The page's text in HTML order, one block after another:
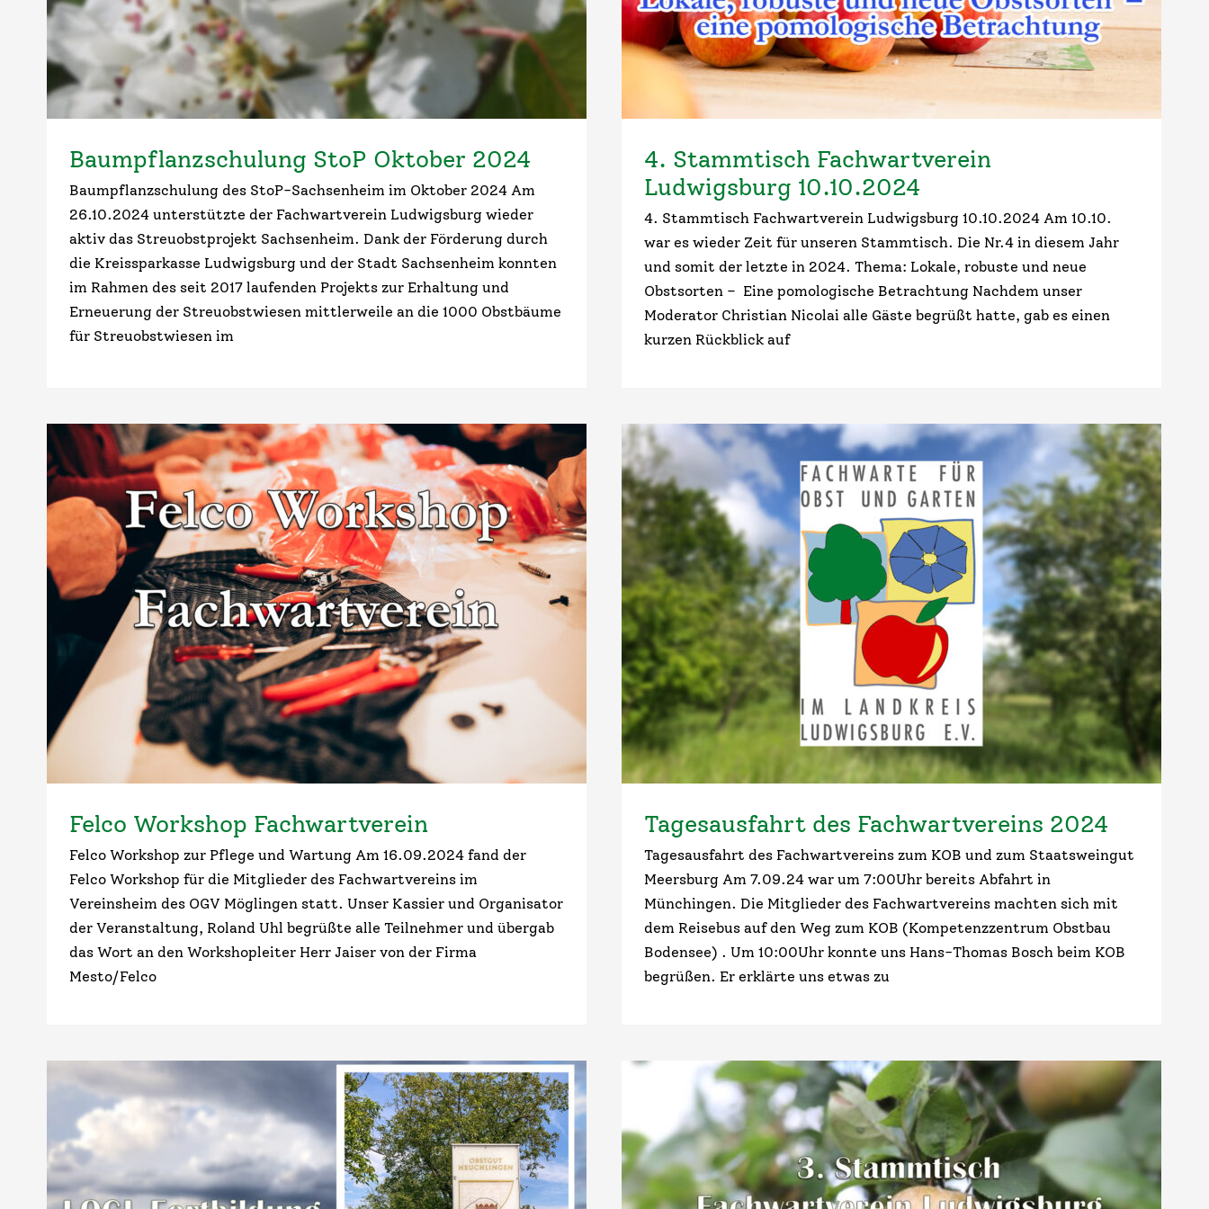
Baumpflanzschulung StoP Oktober 2024
Baumpflanzschulung des StoP-Sachsenheim im Oktober 2024 Am
26.10.2024 unterstützte der Fachwartverein Ludwigsburg wieder
aktiv das Streuobstprojekt Sachsenheim. Dank der Förderung durch
die Kreissparkasse Ludwigsburg und der Stadt Sachsenheim konnten
im Rahmen des seit 2017 laufenden Projekts zur Erhaltung und
Erneuerung der Streuobstwiesen mittlerweile an die 1000 Obstbäume
für Streuobstwiesen im
4. Stammtisch Fachwartverein
Ludwigsburg 10.10.2024
4. Stammtisch Fachwartverein Ludwigsburg 10.10.2024 Am 10.10.
war es wieder Zeit für unseren Stammtisch. Die Nr.4 in diesem Jahr
und somit der letzte in 2024. Thema: Lokale, robuste und neue
Obstsorten – Eine pomologische Betrachtung Nachdem unser
Moderator Christian Nicolai alle Gäste begrüßt hatte, gab es einen
kurzen Rückblick auf
Felco Workshop Fachwartverein
Felco Workshop zur Pflege und Wartung Am 16.09.2024 fand der
Felco Workshop für die Mitglieder des Fachwartvereins im
Vereinsheim des OGV Möglingen statt. Unser Kassier und Organisator
der Veranstaltung, Roland Uhl begrüßte alle Teilnehmer und übergab
das Wort an den Workshopleiter Herr Jaiser von der Firma
Mesto/Felco
Tagesausfahrt des Fachwartvereins 2024
Tagesausfahrt des Fachwartvereins zum KOB und zum Staatsweingut
Meersburg Am 7.09.24 war um 7:00Uhr bereits Abfahrt in
Münchingen. Die Mitglieder des Fachwartvereins machten sich mit
dem Reisebus auf den Weg zum KOB (Kompetenzzentrum Obstbau
Bodensee) . Um 10:00Uhr konnte uns Hans-Thomas Bosch beim KOB
begrüßen. Er erklärte uns etwas zu